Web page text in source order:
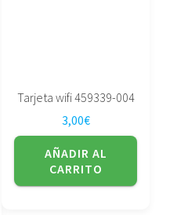
Tarjeta wifi 459339-004
3,00€
AÑADIR AL
CARRITO